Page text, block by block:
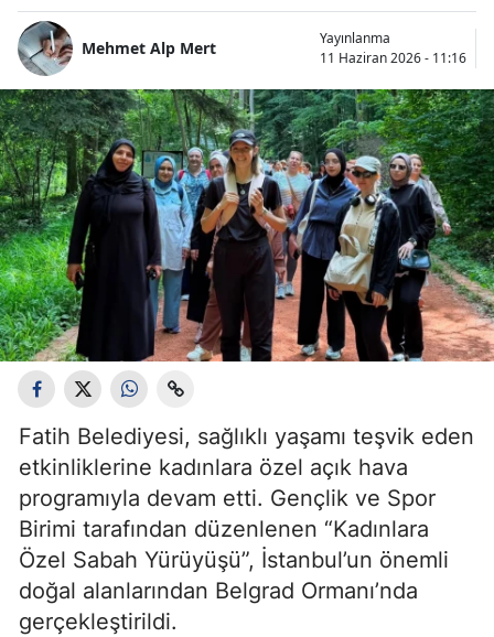
Mehmet Alp Mert
Yayınlanma
11 Haziran 2026 - 11:16
Fatih Belediyesi, sağlıklı yaşamı teşvik eden
etkinliklerine kadınlara özel açık hava
programıyla devam etti. Gençlik ve Spor
Birimi tarafından düzenlenen “Kadınlara
Özel Sabah Yürüyüşü”, İstanbul’un önemli
doğal alanlarından Belgrad Ormanı’nda
gerçekleştirildi.